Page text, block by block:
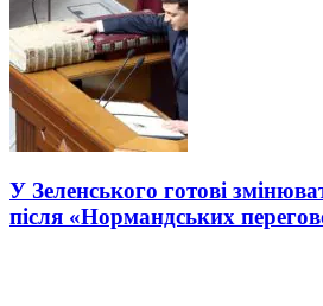
У Зеленського готові
після «Нормандських